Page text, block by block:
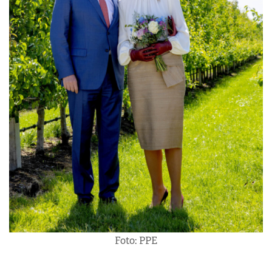
Foto: PPE